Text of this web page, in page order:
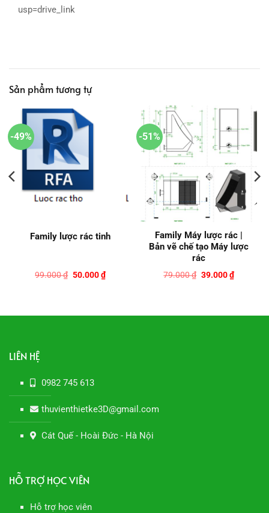
usp=drive_link
Sản phẩm tương tự
-49%
Family lược rác tinh
99.000₫ Giá
50.000₫Giá
hiện
-51%
Family Máy lược rác |
Bản vẽ chế tạo Máy lược
rác
79.000₫ Giá
39.000₫Giá
hiện
LIÊN HỆ
0982 745 613
thuvienthietke3D@gmail.com
Cát Quế - Hoài Đức - Hà Nội
HỖ TRỢ HỌC VIÊN
Hỗ trợ học viên